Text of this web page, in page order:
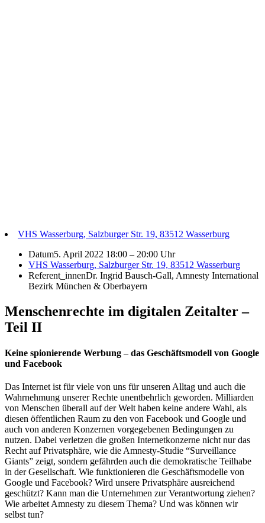
VHS Wasserburg, Salzburger Str. 19, 83512 Wasserburg
Datum5. April 2022 18:00 – 20:00 Uhr
VHS Wasserburg, Salzburger Str. 19, 83512 Wasserburg
Referent_innenDr. Ingrid Bausch-Gall, Amnesty International
Bezirk München & Oberbayern
Menschenrechte im digitalen Zeitalter –
Teil II
Keine spionierende Werbung – das Geschäftsmodell von Google
und Facebook
Das Internet ist für viele von uns für unseren Alltag und auch die
Wahrnehmung unserer Rechte unentbehrlich geworden. Milliarden
von Menschen überall auf der Welt haben keine andere Wahl, als
diesen öffentlichen Raum zu den von Facebook und Google und
auch von anderen Konzernen vorgegebenen Bedingungen zu
nutzen. Dabei verletzen die großen Internetkonzerne nicht nur das
Recht auf Privatsphäre, wie die Amnesty-Studie “Surveillance
Giants” zeigt, sondern gefährden auch die demokratische Teilhabe
in der Gesellschaft. Wie funktionieren die Geschäftsmodelle von
Google und Facebook? Wird unsere Privatsphäre ausreichend
geschützt? Kann man die Unternehmen zur Verantwortung ziehen?
Wie arbeitet Amnesty zu diesem Thema? Und was können wir
selbst tun?